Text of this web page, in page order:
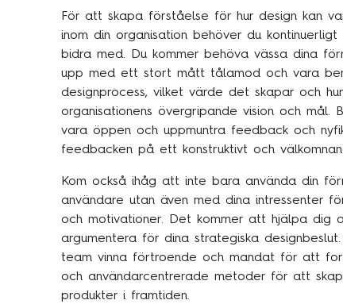
För att skapa förståelse för hur design kan
inom din organisation behöver du
bidra med. Du kommer behöva vässa dina
upp med ett stort mått tålamod och vara
designprocess, vilket värde det skapar och
organisationens övergripande vision och mål.
vara öppen och uppmuntra feedback och
feedbacken på ett konstruktivt och
Kom också ihåg att inte bara använda din
användare utan även med dina intressenter
och motivationer. Det kommer att hjälpa
argumentera för dina strategiska
team vinna förtroende och mandat för att
och användarcentrerade metoder för att
produkter i framtiden.